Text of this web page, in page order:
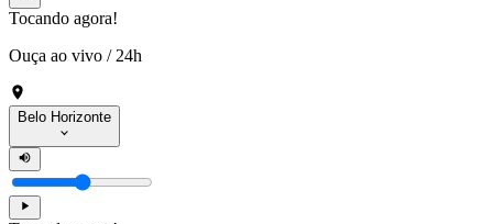
Tocando agora!
Ouça ao vivo /24h
Belo Horizonte